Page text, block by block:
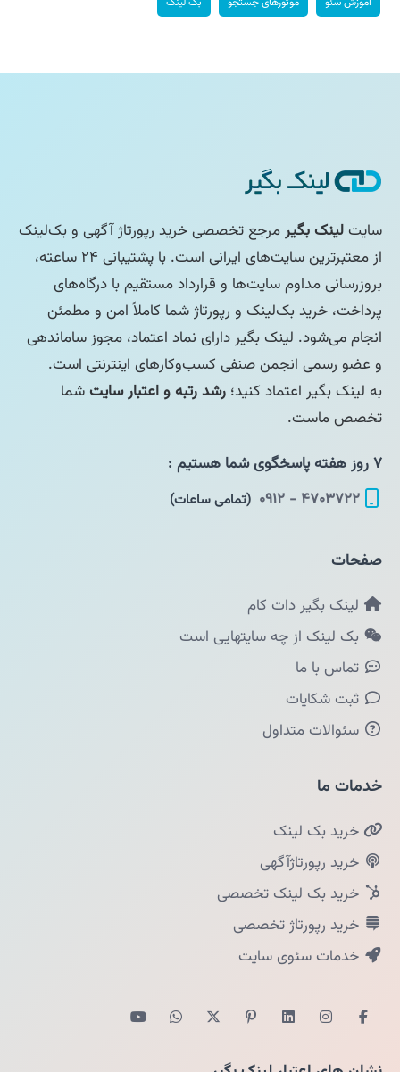
سایتلینک بگیرمرجع تخصصی خرید رپورتاژ آگهی و بک‌لینک
از معتبرترین سایت‌های ایرانی است. با پشتیبانی ۲۴ ساعته،
بروزرسانی مداوم سایت‌ها و قرارداد مستقیم با درگاه‌های
پرداخت، خرید بک‌لینک و رپورتاژ شما کاملاً امن و مطمئن
انجام می‌شود. لینک بگیر دارای نماد اعتماد، مجوز ساماندهی
و عضو رسمی انجمن صنفی کسب‌وکارهای اینترنتی است.
به لینک بگیر اعتماد کنید؛ رشد رتبه و اعتبار سایتشما
تخصص ماست.
۷ روز هفته پاسخگوی شما هستیم :
۴۷۰۳۷۲۲ - ۰۹۱۲
(تمامی ساعات)
صفحات
لینک بگیر دات کام
بک لینک از چه سایتهایی است
تماس با ما
ثبت شکایات
سئوالات متداول
خدمات ما
خرید بک لینک
خرید رپورتاژآگهی
خرید بک لینک تخصصی
خرید رپورتاژ تخصصی
خدمات سئوی سایت